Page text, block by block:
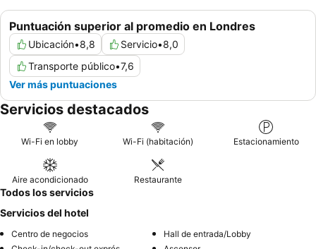
Puntuación superior al promedio en Londres
Ubicación•8,8 Servicio•8,0
Transporte público•7,6
Ver más puntuaciones
Servicios destacados
Wi-Fi en lobby Wi-Fi (habitación) Estacionamiento
Aire acondicionado Restaurante
Todos los servicios
Servicios del hotel
Centro de negocios
Hall de entrada/Lobby